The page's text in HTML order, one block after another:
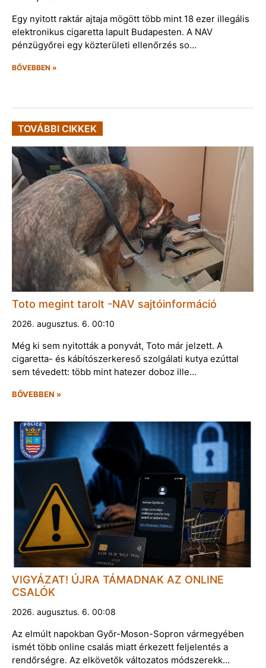
Egy nyitott raktár ajtaja mögött több mint 18 ezer illegális
elektronikus cigaretta lapult Budapesten. A NAV
pénzügyőrei egy közterületi ellenőrzés so…
BŐVEBBEN »
TOVÁBBI CIKKEK
Toto megint tarolt -NAV sajtóinformáció
2026. augusztus. 6. 00:10
Még ki sem nyitották a ponyvát, Toto már jelzett. A
cigaretta- és kábítószerkereső szolgálati kutya ezúttal
sem tévedett: több mint hatezer doboz ille…
BŐVEBBEN »
VIGYÁZAT! ÚJRA TÁMADNAK AZ ONLINE
CSALÓK
2026. augusztus. 6. 00:08
Az elmúlt napokban Győr-Moson-Sopron vármegyében
ismét több online csalás miatt érkezett feljelentés a
rendőrségre. Az elkövetők változatos módszerekk…